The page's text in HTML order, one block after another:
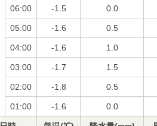
06:00 -1.5 0.0
05:00 -1.6 0.5
04:00 -1.6 1.0
03:00 -1.7 1.5
02:00 -1.8 0.5
01:00 -1.6 0.0